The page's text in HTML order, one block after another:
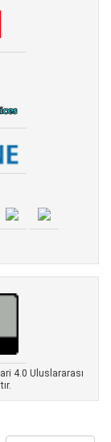
4.0 Uluslararası